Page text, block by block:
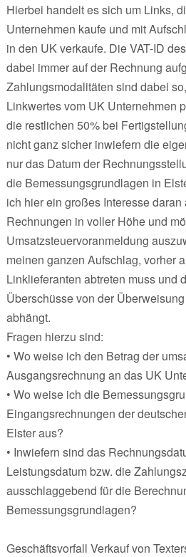
Hierbei handelt es sich um Links,
Unternehmen kaufe und mit
in den UK verkaufe. Die VAT-ID
dabei immer auf der Rechnung
Zahlungsmodalitäten sind dabei
Linkwertes vom UK Unternehmen
die restlichen 50% bei
nicht ganz sicher inwiefern die
nur das Datum der
die Bemessungsgrundlagen in
ich hier ein großes Interesse
Rechnungen in voller Höhe und
Umsatzsteuervoranmeldung
meinen ganzen Aufschlag, vorher
Linklieferanten abtreten muss und
Überschüsse von der
abhängt.
Fragen hierzu sind:
• Wo weise ich den Betrag der
Ausgangsrechnung an das UK
• Wo weise ich die
Eingangsrechnungen der
Elster aus?
• Inwiefern sind das
Leistungsdatum bzw. die
ausschlaggebend für die
Bemessungsgrundlagen?
Geschäftsvorfall Verkauf von